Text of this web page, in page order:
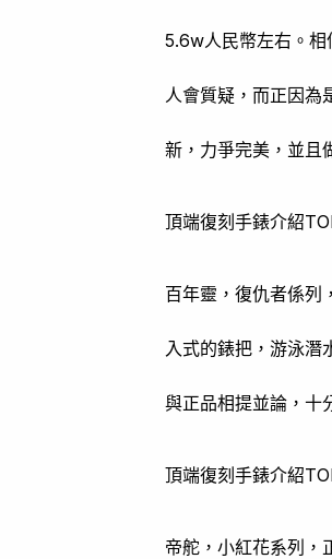
5.6w人民幣左右。相
人會質疑，而正因為
新，力爭完美，並且
頂端復刻手錶介紹
百年靈，復仇者係列
入式的錶把，游泳潛
與正品相提並論，十
頂端復刻手錶介紹
帝舵，小紅花系列，